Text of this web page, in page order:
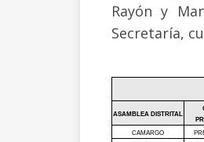
Rayón y
Secretaría,
ASAMBLEA DISTRITAL
CAMARGO